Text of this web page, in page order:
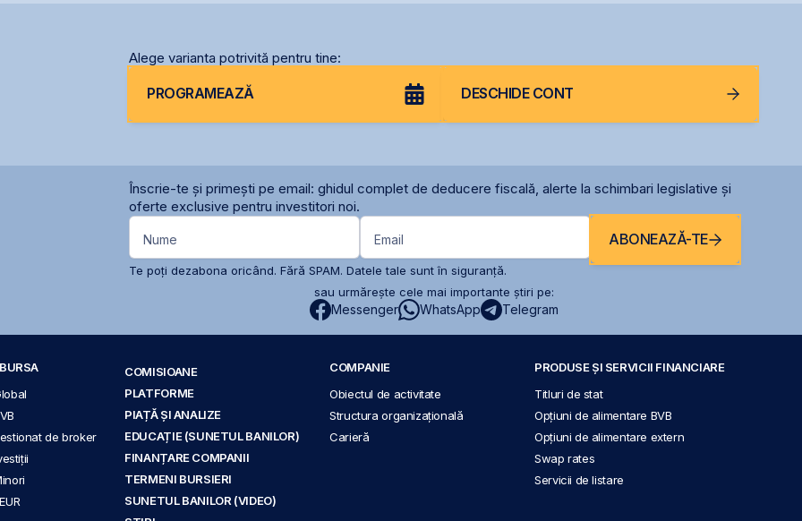
Alege varianta potrivită pentru tine:
PROGRAMEAZĂ DESCHIDE CONT
Înscrie-te și primești pe email: ghidul complet de deducere fiscală, alerte la schimbari legislative și
oferte exclusive pentru investitori noi.
Nume Email ABONEAZĂ-TE
Te poți dezabona oricând. Fără SPAM. Datele tale sunt în siguranță.
sau urmărește cele mai importante știri pe:
Messenger WhatsApp Telegram
de broker
COMISIOANE
PLATFORME
PIAȚĂ ȘI ANALIZE
EDUCAȚIE (SUNETUL BANILOR)
FINANȚARE COMPANII
TERMENI BURSIERI
SUNETUL BANILOR (VIDEO)
COMPANIE
Obiectul de activitate
Structura organizațională
Carieră
PRODUSE ȘI SERVICII FINANCIARE
Titluri de stat
Opțiuni de alimentare BVB
Opțiuni de alimentare extern
Swap rates
Servicii de listare